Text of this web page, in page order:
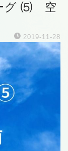
グ ⑸ 空
2019-11-28